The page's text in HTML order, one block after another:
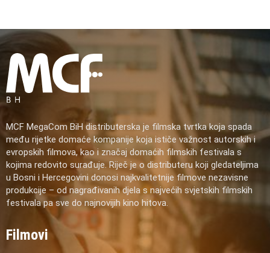
MCF MegaCom BiH distributerska je filmska tvrtka koja spada
među rijetke domaće kompanije koja ističe važnost autorskih i
evropskih filmova, kao i značaj domaćih filmskih festivala s
kojima redovito surađuje. Riječ je o distributeru koji gledateljima
u Bosni i Hercegovini donosi najkvalitetnije filmove nezavisne
produkcije – od nagrađivanih djela s najvećih svjetskih filmskih
festivala pa sve do najnovijih kino hitova.
Filmovi